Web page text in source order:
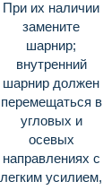
При их наличии
замените
шарнир;
внутренний
шарнир должен
перемещать­ся в
угловых и
осевых
направлениях с
легким усилием,